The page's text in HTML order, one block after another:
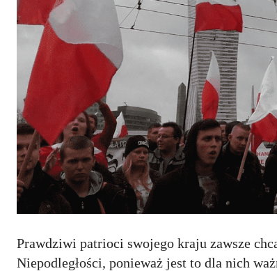
Prawdziwi patrioci swojego kraju zawsze
Niepodległości, ponieważ jest to dla nich